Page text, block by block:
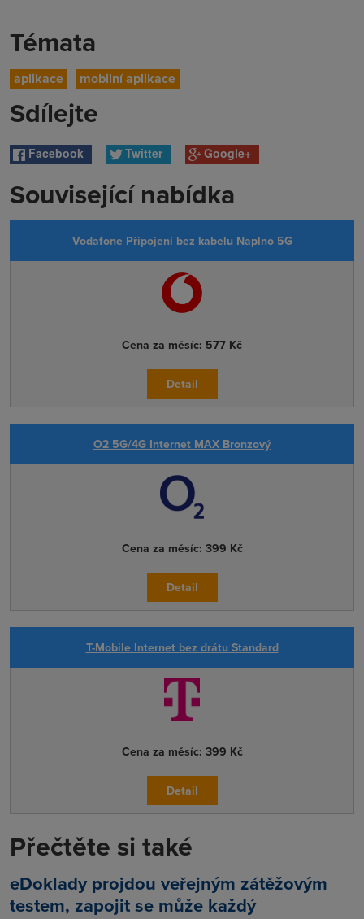
Témata
aplikace mobilní aplikace
Sdílejte
Facebook Twitter Google+
Související nabídka
Vodafone Připojení bez kabelu Naplno 5G
Cena za měsíc: 577 Kč
Detail
O2 5G/4G Internet MAX Bronzový
Cena za měsíc: 399 Kč
Detail
T-Mobile Internet bez drátu Standard
Cena za měsíc: 399 Kč
Detail
Přečtěte si také
eDoklady projdou veřejným zátěžovým
testem, zapojit se může každý